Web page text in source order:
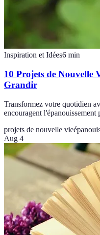
Inspiration et Idées6 min
10 Projets de Nouvelle
Grandir
Transformez votre quotidien
encouragent l'épanouissement
projets de nouvelle vie
Aug 4